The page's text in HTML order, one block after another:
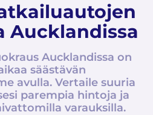
Aucklandissa
Aucklandissa on
säästävän
avulla. Vertaile suuria
parempia hintoja ja
varauksilla.